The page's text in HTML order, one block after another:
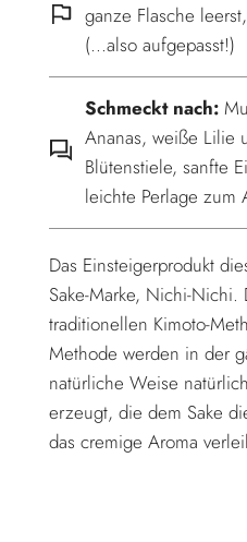
ganze Flasche
(...also aufgepasst!)
Schmeckt nach:
Ananas, weiße Lilie
Blütenstiele, sanfte
leichte Perlage zum
Das Einsteigerprodukt
Sake-Marke, Nichi-
traditionellen Kimoto-
Methode werden in der
natürliche Weise
erzeugt, die dem Sake
das cremige Aroma